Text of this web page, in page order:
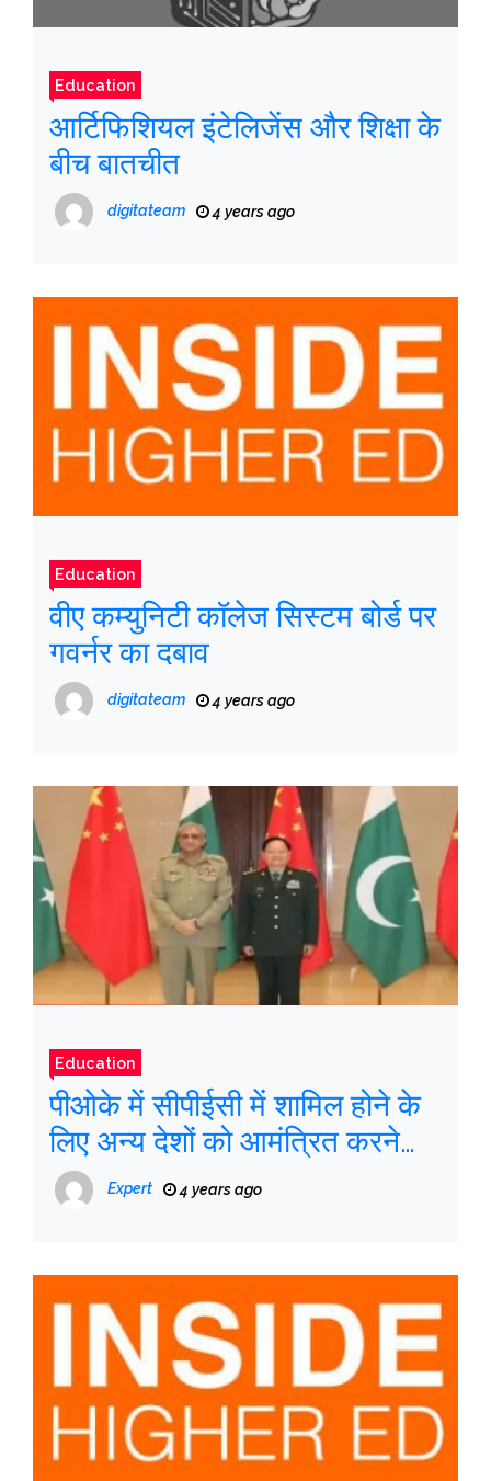
Education
आर्टिफिशियल इंटेलिजेंस और शिक्षा के
बीच बातचीत
digitateam 4 years ago
Education
वीए कम्युनिटी कॉलेज सिस्टम बोर्ड पर
गवर्नर का दबाव
digitateam 4 years ago
Education
पीओके में सीपीईसी में शामिल होने के
लिए अन्य देशों को आमंत्रित करने
वाले चीन-पाकिस्तान पर भारत क्यों
खफा है?
Expert 4 years ago